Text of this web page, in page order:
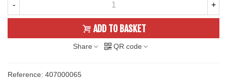
- +
ADD TO BASKET
Share QR code
Reference: 407000065